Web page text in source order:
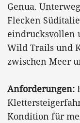
Genua.
Flecken
eindrucksvollen
Wild Trails und
zwischen Meer
Anforderungen:
Kondition für